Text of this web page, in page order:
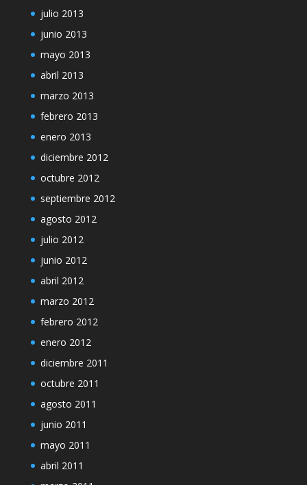
julio 2013
junio 2013
mayo 2013
abril 2013
marzo 2013
febrero 2013
enero 2013
diciembre 2012
octubre 2012
septiembre 2012
agosto 2012
julio 2012
junio 2012
abril 2012
marzo 2012
febrero 2012
enero 2012
diciembre 2011
octubre 2011
agosto 2011
junio 2011
mayo 2011
abril 2011